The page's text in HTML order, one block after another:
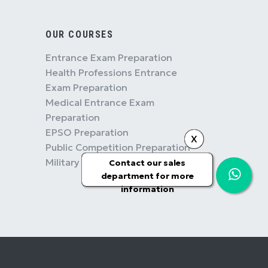
X
Contact our sales
department for more
information
OUR COURSES
Entrance Exam Preparation
Health Professions Entrance
Exam Preparation
Medical Entrance Exam
Preparation
EPSO Preparation
Public Competition Preparation
Military Competition Preparation